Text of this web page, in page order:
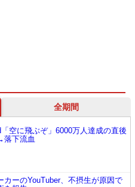
全期間
「空に飛ぶぞ」6000万人達成の直後
落下流血
カーのYouTuber、不摂生が原因で